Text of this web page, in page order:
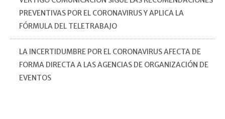
PREVENTIVAS POR EL CORONAVIRUS Y APLICA LA
FÓRMULA DEL TELETRABAJO
LA INCERTIDUMBRE POR EL CORONAVIRUS AFECTA DE
FORMA DIRECTA A LAS AGENCIAS DE ORGANIZACIÓN DE
EVENTOS